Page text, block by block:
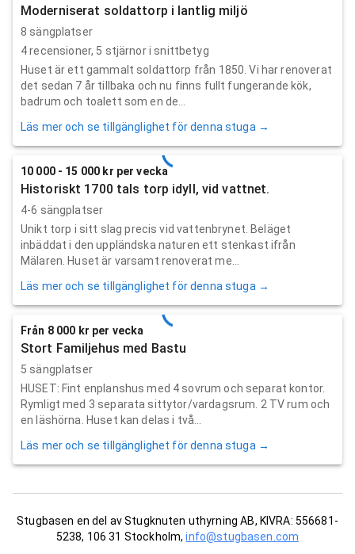
Moderniserat soldattorp i lantlig miljö
8 sängplatser
4recensioner, 5 stjärnor i snittbetyg
Huset är ett gammalt soldattorp från 1850. Vi har renoverat
det sedan 7 år tillbaka och nu finns fullt fungerande kök,
badrum och toalett som en de...
Läs mer och se tillgänglighet för denna stuga →
10 000 - 15 000 kr per vecka
Historiskt 1700 tals torp idyll, vid vattnet.
4-6 sängplatser
Unikt torp i sitt slag precis vid vattenbrynet. Beläget
inbäddat i den uppländska naturen ett stenkast ifrån
Mälaren. Huset är varsamt renoverat me...
Läs mer och se tillgänglighet för denna stuga →
Från 8 000 kr per vecka
Stort Familjehus med Bastu
5 sängplatser
HUSET: Fint enplanshus med 4 sovrum och separat kontor.
Rymligt med 3 separata sittytor/vardagsrum. 2 TV rum och
en läshörna. Huset kan delas i två...
Läs mer och se tillgänglighet för denna stuga →
Stugbasen en del av Stugknuten uthyrning AB, KIVRA: 556681-
5238, 106 31 Stockholm,info@stugbasen.com